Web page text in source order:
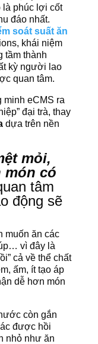
là phúc lợi cốt
đáo nhất.
soát suất ăn
khái niệm
tầm thành
kỳ người lao
quan tâm.
minh eCMS ra
đại trà, thay
dựa trên nền
mỏi,
món có
tâm
động sẽ
muốn ăn các
vì đây là
cả về thể chất
ấm, ít tạo áp
dễ hơn món
còn gắn
được hồi
nhỏ như ăn